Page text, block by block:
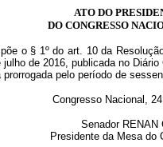
ATO DO
DO CONGRESSO
o § 1º do art. 10 da
julho de 2016, publicada no
pelo período de
Congresso Nacional,
Senador RENAN
Presidente da Mesa do